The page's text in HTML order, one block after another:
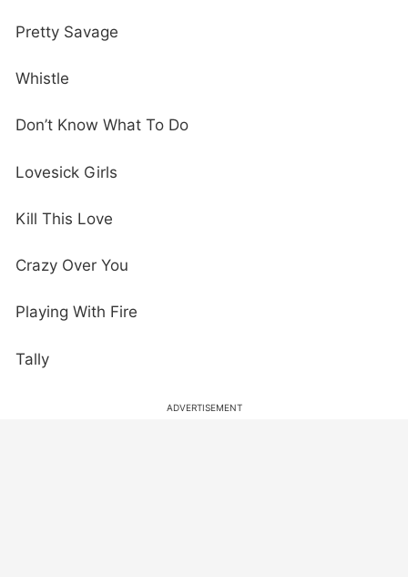
Pretty Savage
Whistle
Don’t Know What To Do
Lovesick Girls
Kill This Love
Crazy Over You
Playing With Fire
Tally